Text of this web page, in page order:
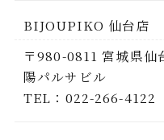
BIJOUPIKO 仙台店
〒980-0811 宮城県仙
陽パルサビル
TEL：022-266-4122